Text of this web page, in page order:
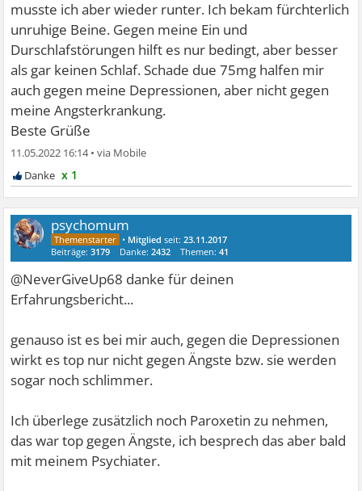
musste ich aber wieder runter. Ich bekam fürchterlich
unruhige Beine. Gegen meine Ein und
Durschlafstörungen hilft es nur bedingt, aber besser
als gar keinen Schlaf. Schade due 75mg halfen mir
auch gegen meine Depressionen, aber nicht gegen
meine Angsterkrankung.
Beste Grüße
11.05.2022 16:14•
x 1
psychomum
• Mitglied seit:23.11.2017
Beiträge:3179 Danke:2432 Themen:41
@NeverGiveUp68 danke für deinen
Erfahrungsbericht...
genauso ist es bei mir auch, gegen die Depressionen
wirkt es top nur nicht gegen Ängste bzw. sie werden
sogar noch schlimmer.
Ich überlege zusätzlich noch Paroxetin zu nehmen,
das war top gegen Ängste, ich besprech das aber bald
mit meinem Psychiater.